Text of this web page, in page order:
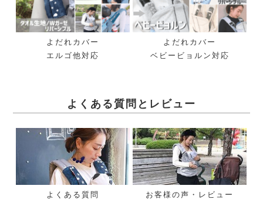
よだれカバー
エルゴ他対応
よだれカバー
ベビービョルン対応
よくある質問とレビュー
よくある質問 お客様の声・レビュー